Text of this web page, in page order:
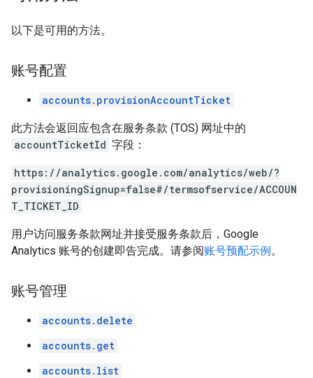
以下是可用的方法。
账号配置
accounts.provisionAccountTicket
此方法会返回应包含在服务条款 (TOS) 网址中的
accountTicketId 字段：
https://analytics.google.com/analytics/web/?
provisioningSignup=false#/termsofservice/ACCOUN
T_TICKET_ID
用户访问服务条款网址并接受服务条款后，Google
Analytics 账号的创建即告完成。请参阅账号预配示例。
账号管理
accounts.delete
accounts.get
accounts.list